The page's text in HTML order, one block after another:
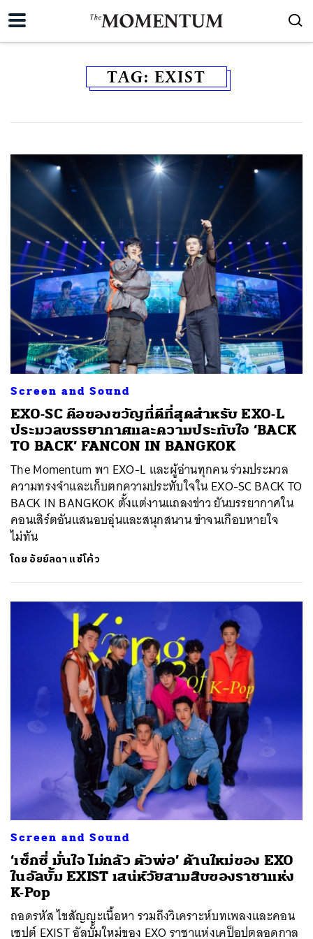
TAG: EXIST
Screen and Sound
EXO-SC คือของขวัญที่ดีที่สุดสำหรับ EXO-L
ประมวลบรรยากาศและความประทับใจ ‘BACK
TO BACK’ FANCON IN BANGKOK
The Momentum พา EXO-L และผู้อ่านทุกคน ร่วมประมวล
ความทรงจำและเก็บตกความประทับใจใน EXO-SC BACK TO
BACK IN BANGKOK ตั้งแต่งานแถลงข่าว ยันบรรยากาศใน
คอนเสิร์ตอันแสนอบอุ่นและสนุกสนาน ขำจนเกือบหายใจ
ไม่ทัน
โดย อัยย์ลดา แซ่โค้ว
Screen and Sound
‘เซ็กซี่ มั่นใจ ไม่กลัว ตัวพ่อ’ ด้านใหม่ของ EXO
ในอัลบั้ม EXIST เสน่ห์วัยสามสิบของราชาแห่ง
K-Pop
ถอดรหัส ไขสัญญะเนื้อหา รวมถึงวิเคราะห์บทเพลงและคอน
เซปต์ EXIST อัลบั้มใหม่ของ EXO ราชาแห่งเคป็อปตลอดกาล
ค้นหา
SHARE EMAIL